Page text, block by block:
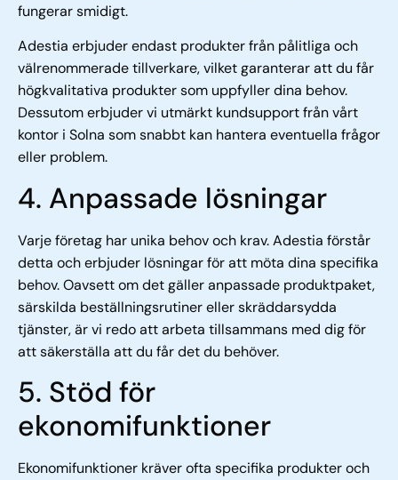
fungerar smidigt.
Adestia erbjuder endast produkter från pålitliga och
välrenommerade tillverkare, vilket garanterar att du får
högkvalitativa produkter som uppfyller dina behov.
Dessutom erbjuder vi utmärkt kundsupport från vårt
kontor i Solna som snabbt kan hantera eventuella frågor
eller problem.
4. Anpassade lösningar
Varje företag har unika behov och krav. Adestia förstår
detta och erbjuder lösningar för att möta dina specifika
behov. Oavsett om det gäller anpassade produktpaket,
särskilda beställningsrutiner eller skräddarsydda
tjänster, är vi redo att arbeta tillsammans med dig för
att säkerställa att du får det du behöver.
5. Stöd för
ekonomifunktioner
Ekonomifunktioner kräver ofta specifika produkter och